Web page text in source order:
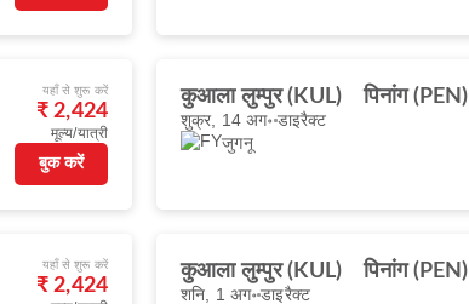
यहाँ से शुरू करें
₹ 2,424
मूल्य/यात्री
बुक करें
कुआला लुम्पुर (KUL) पिनांग (PEN)
शुक्र, 14 अग॰ डाइरैक्ट
जुगनू
यहाँ से शुरू करें
₹ 2,424
कुआला लुम्पुर (KUL) पिनांग (PEN)
शनि, 1 अग॰डाइरैक्ट